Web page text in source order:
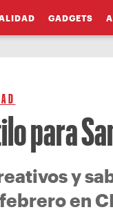
GADGETS
para
y
en